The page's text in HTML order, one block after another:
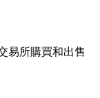
易所購買和出售